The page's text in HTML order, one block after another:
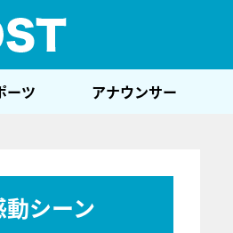
ーツ アナウンサー
シーン